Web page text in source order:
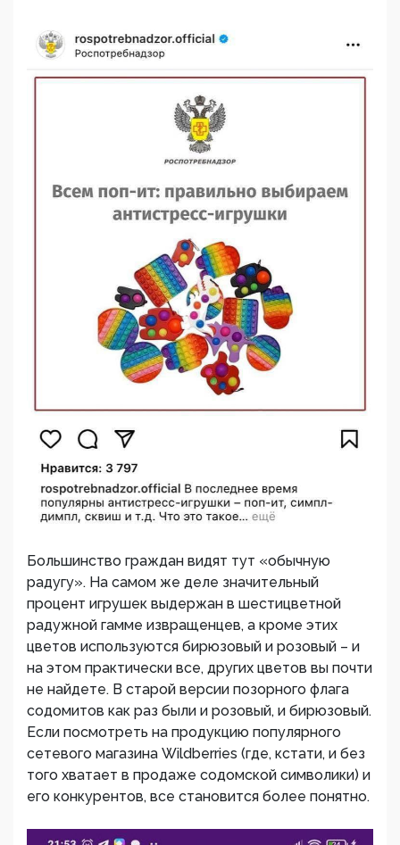
Большинство граждан видят тут «обычную
радугу». На самом же деле значительный
процент игрушек выдержан в шестицветной
радужной гамме извращенцев, а кроме этих
цветов используются бирюзовый и розовый – и
на этом практически все, других цветов вы почти
не найдете. В старой версии позорного флага
содомитов как раз были и розовый, и бирюзовый.
Если посмотреть на продукцию популярного
сетевого магазина Wildberries (где, кстати, и без
того хватает в продаже содомской символики) и
его конкурентов, все становится более понятно.